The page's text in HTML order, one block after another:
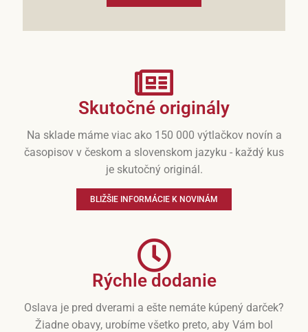
Skutočné originály
Na sklade máme viac ako 150 000 výtlačkov novín a
časopisov v českom a slovenskom jazyku - každý kus
je skutočný originál.
BLIŽŠIE INFORMÁCIE K NOVINÁM
Rýchle dodanie
Oslava je pred dverami a ešte nemáte kúpený darček?
Žiadne obavy, urobíme všetko preto, aby Vám bol